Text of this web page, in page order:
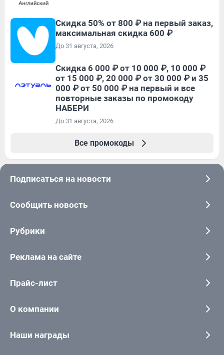
Скидка 50% от 800 ₽ на первый заказ,
максимальная скидка 600 ₽
До 31 августа, 2026
Скидка 6 000 ₽ от 10 000 ₽, 10 000 ₽
от 15 000 ₽, 20 000 ₽ от 30 000 ₽ и 35
000 ₽ от 50 000 ₽ на первый и все
повторные заказы по промокоду
НАБЕРИ
До 31 августа, 2026
Все промокоды
Подписаться на новости
Сообщить новость
Рубрики
Реклама на сайте
Прайс-лист
О компании
Наши награды